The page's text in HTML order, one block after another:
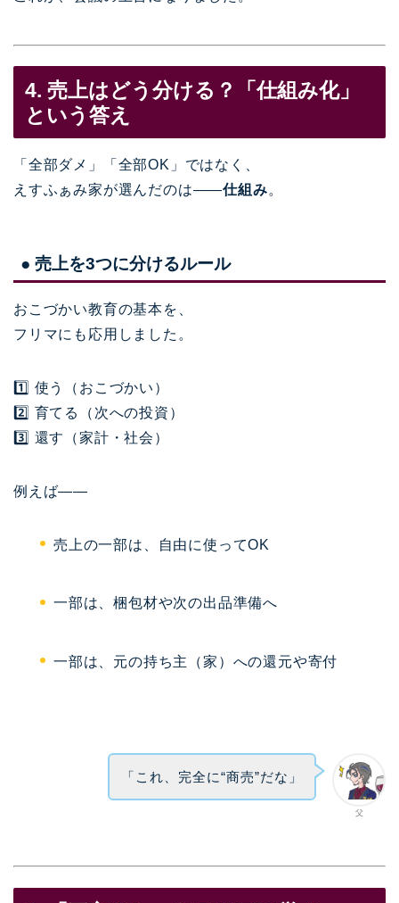
4. 売上はどう分ける？「仕組み化」
という答え
「全部ダメ」「全部OK」ではなく、
えすふぁみ家が選んだのは——仕組み。
● 売上を3つに分けるルール
おこづかい教育の基本を、
フリマにも応用しました。
1️⃣ 使う（おこづかい）
2️⃣ 育てる（次への投資）
3️⃣ 還す（家計・社会）
例えば——
売上の一部は、自由に使ってOK
一部は、梱包材や次の出品準備へ
一部は、元の持ち主（家）への還元や寄付
父
「これ、完全に“商売”だな」